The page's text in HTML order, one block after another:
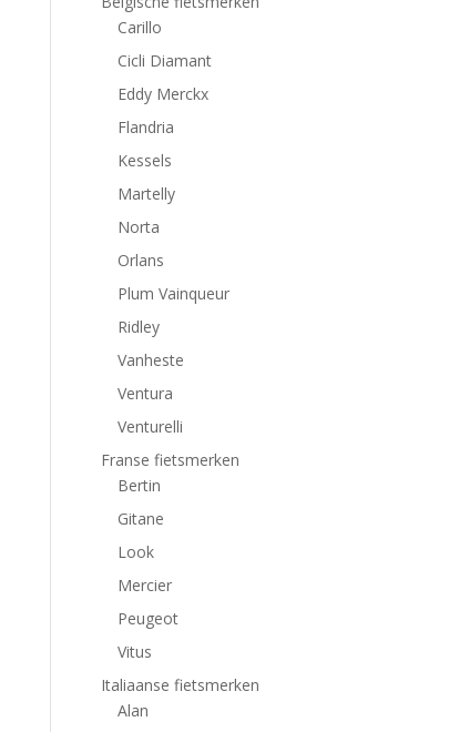
Carillo
Cicli Diamant
Eddy Merckx
Flandria
Kessels
Martelly
Norta
Orlans
Plum Vainqueur
Ridley
Vanheste
Ventura
Venturelli
Franse fietsmerken
Bertin
Gitane
Look
Mercier
Peugeot
Vitus
Italiaanse fietsmerken
Alan